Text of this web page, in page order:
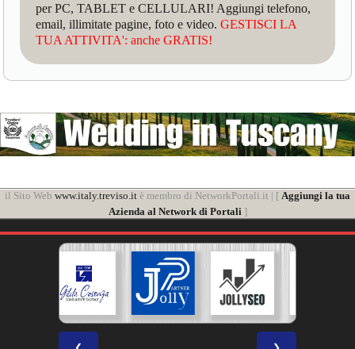
per PC, TABLET e CELLULARI! Aggiungi telefono,
email, illimitate pagine, foto e video.GESTISCI LA
TUA ATTIVITA': anche GRATIS!
il Sito Web www.italy.treviso.it è membro di NetworkPortali.it | [ Aggiungi la tua
Azienda al Network di Portali]